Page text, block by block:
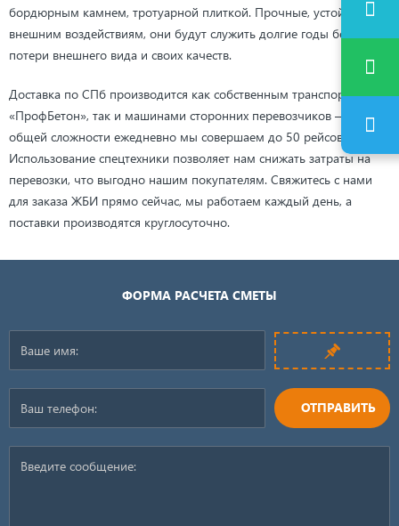
бордюрным камнем, тротуарной плиткой. Прочные, устойчивые к
внешним воздействиям, они будут служить долгие годы без
потери внешнего вида и своих качеств.
Доставка по СПб производится как собственным транспортом
«ПрофБетон», так и машинами сторонних перевозчиков — в
общей сложности ежедневно мы совершаем до 50 рейсов.
Использование спецтехники позволяет нам снижать затраты на
перевозки, что выгодно нашим покупателям. Свяжитесь с нами
для заказа ЖБИ прямо сейчас, мы работаем каждый день, а
поставки производятся круглосуточно.
ФОРМА РАСЧЕТА СМЕТЫ
ОТПРАВИТЬ